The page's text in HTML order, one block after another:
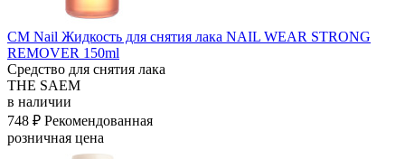
СМ Nail Жидкость для снятия лака NAIL WEAR STRONG
REMOVER 150ml
Средство для снятия лака
THE SAEM
в наличии
748 ₽ Рекомендованная
розничная цена